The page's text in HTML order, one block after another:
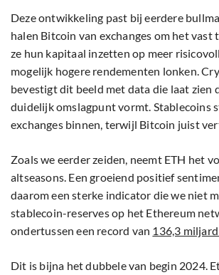
Deze ontwikkeling past bij eerdere
halen Bitcoin van exchanges om het vast
ze hun kapitaal inzetten op meer
mogelijk hogere rendementen lonken.
bevestigt dit beeld met data die laat zien
duidelijk omslagpunt vormt. Stablecoins
exchanges binnen, terwijl Bitcoin juist
Zoals we eerder zeiden, neemt ETH het
altseasons. Een groeiend positief
daarom een sterke indicator die we niet
stablecoin-reserves op het Ethereum
ondertussen een record van 136,3
Dit is bijna het dubbele van begin 2024.